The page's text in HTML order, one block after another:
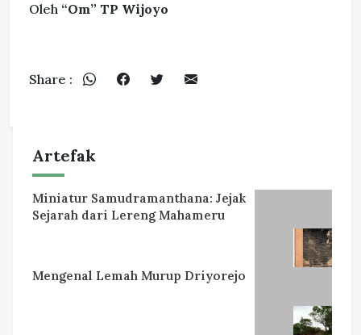
Oleh “Om” TP Wijoyo
Share :
Artefak
Miniatur Samudramanthana: Jejak
Sejarah dari Lereng Mahameru
Mengenal Lemah Murup Driyorejo